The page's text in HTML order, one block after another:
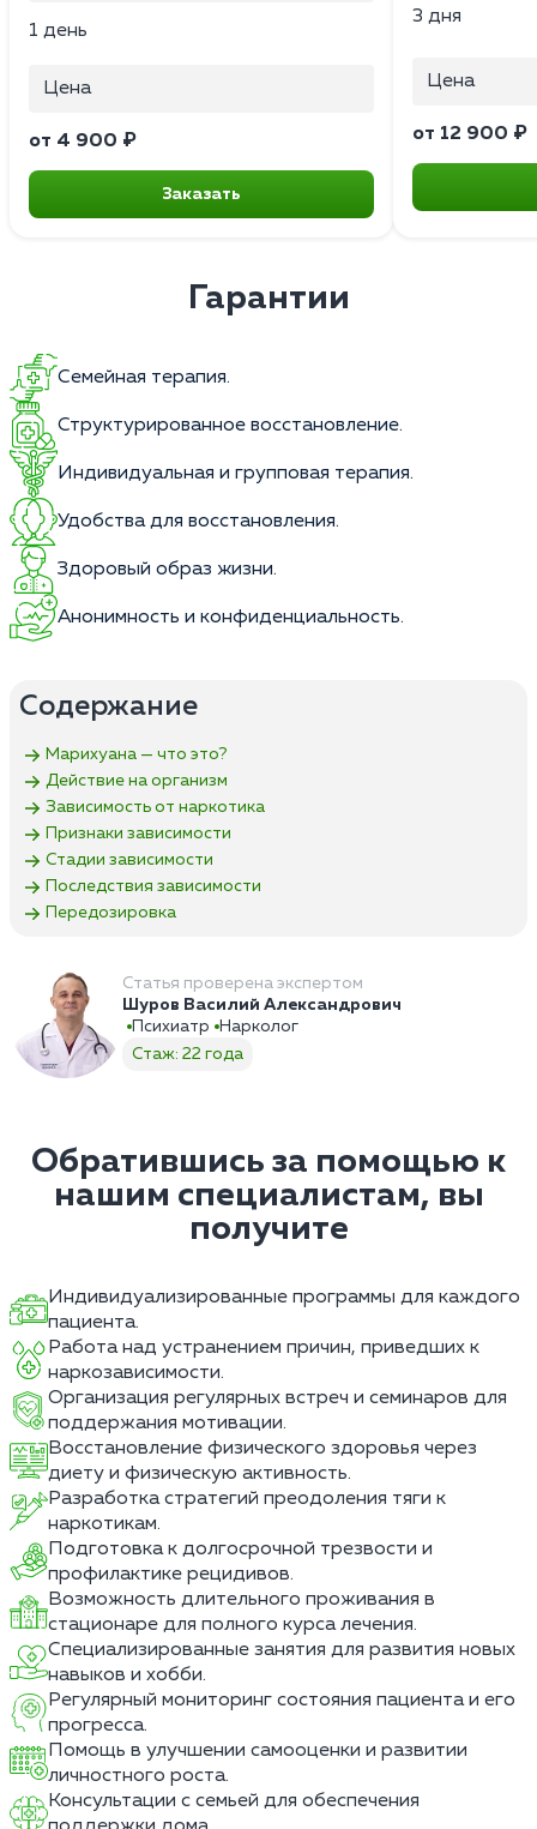
1 день
Цена
от 4 900 ₽
Заказать
3 дня
Цена
от 12 900 ₽
Гарантии
Семейная терапия.
Структурированное восстановление.
Индивидуальная и групповая терапия.
Удобства для восстановления.
Здоровый образ жизни.
Анонимность и конфиденциальность.
Содержание
Марихуана — что это?
Действие на организм
Зависимость от наркотика
Признаки зависимости
Стадии зависимости
Последствия зависимости
Передозировка
Статья проверена экспертом
Шуров Василий Александрович
Психиатр
Нарколог
Стаж: 22 года
Обратившись за помощью к
нашим специалистам, вы
получите
Индивидуализированные программы для каждого
пациента.
Работа над устранением причин, приведших к
наркозависимости.
Организация регулярных встреч и семинаров для
поддержания мотивации.
Восстановление физического здоровья через
диету и физическую активность.
Разработка стратегий преодоления тяги к
наркотикам.
Подготовка к долгосрочной трезвости и
профилактике рецидивов.
Возможность длительного проживания в
стационаре для полного курса лечения.
Специализированные занятия для развития новых
навыков и хобби.
Регулярный мониторинг состояния пациента и его
прогресса.
Помощь в улучшении самооценки и развитии
личностного роста.
Консультации с семьей для обеспечения